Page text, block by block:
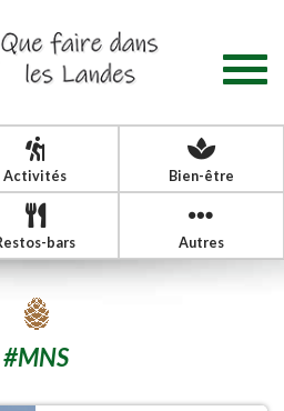
Activités Bien-être
bars Autres
#MNS